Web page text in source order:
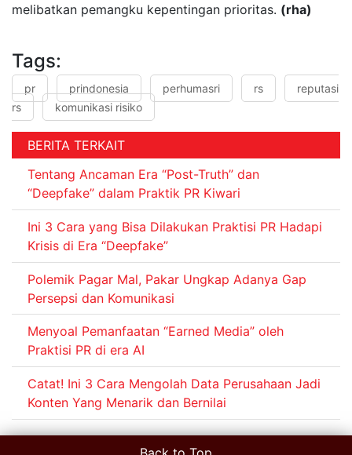
melibatkan pemangku kepentingan prioritas. (rha)
Tags:
pr prindonesia perhumasri rs
reputasi
rs
komunikasi risiko
BERITA TERKAIT
Tentang Ancaman Era “Post-Truth” dan
“Deepfake” dalam Praktik PR Kiwari
Ini 3 Cara yang Bisa Dilakukan Praktisi PR Hadapi
Krisis di Era “Deepfake”
Polemik Pagar Mal, Pakar Ungkap Adanya Gap
Persepsi dan Komunikasi
Menyoal Pemanfaatan “Earned Media” oleh
Praktisi PR di era AI
Catat! Ini 3 Cara Mengolah Data Perusahaan Jadi
Konten Yang Menarik dan Bernilai